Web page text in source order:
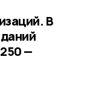
В
—